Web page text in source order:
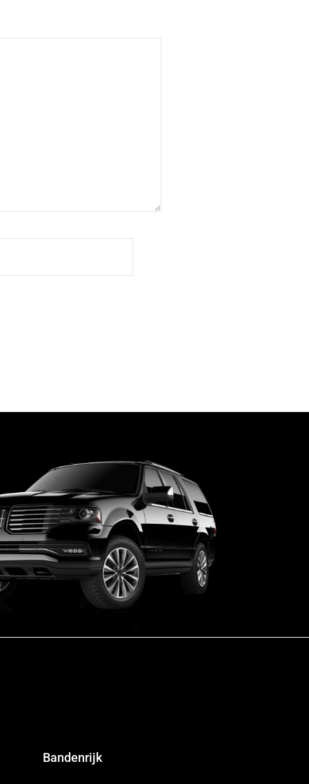
Bandenrijk